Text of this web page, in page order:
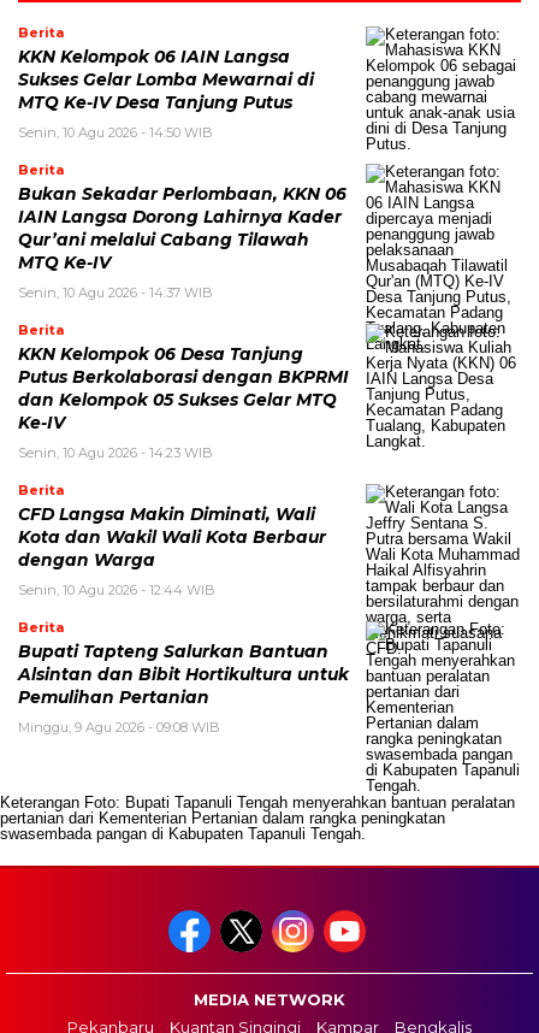
Berita
KKN Kelompok 06 IAIN Langsa
Sukses Gelar Lomba Mewarnai di
MTQ Ke-IV Desa Tanjung Putus
Senin, 10 Agu 2026 - 14:50 WIB
Berita
Bukan Sekadar Perlombaan, KKN 06
IAIN Langsa Dorong Lahirnya Kader
Qur’ani melalui Cabang Tilawah
MTQ Ke-IV
Senin, 10 Agu 2026 - 14:37 WIB
Berita
KKN Kelompok 06 Desa Tanjung
Putus Berkolaborasi dengan BKPRMI
dan Kelompok 05 Sukses Gelar MTQ
Ke-IV
Senin, 10 Agu 2026 - 14:23 WIB
Berita
CFD Langsa Makin Diminati, Wali
Kota dan Wakil Wali Kota Berbaur
dengan Warga
Senin, 10 Agu 2026 - 12:44 WIB
Berita
Bupati Tapteng Salurkan Bantuan
Alsintan dan Bibit Hortikultura untuk
Pemulihan Pertanian
Minggu, 9 Agu 2026 - 09:08 WIB
Keterangan Foto: Bupati Tapanuli Tengah menyerahkan bantuan peralatan
pertanian dari Kementerian Pertanian dalam rangka peningkatan
swasembada pangan di Kabupaten Tapanuli Tengah.
MEDIA NETWORK
Pekanbaru
Kuantan Singingi Kampar Bengkalis